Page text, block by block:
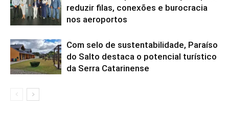
reduzir filas, conexões e burocracia
nos aeroportos
Com selo de sustentabilidade, Paraíso
do Salto destaca o potencial turístico
da Serra Catarinense